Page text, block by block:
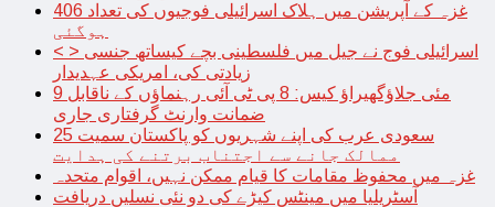
غزہ کے آپریشن میں ہلاک اسرائیلی فوجیوں کی تعداد 406
ہوگئی
< > اسرائیلی فوج نے جیل میں فلسطینی بچے کیساتھ جنسی
زیادتی کی، امریکی عہدیدار
9 مئی جلاؤگھیراؤ کیس: 8 پی ٹی آئی رہنماؤں کے ناقابل
ضمانت وارنٹ گرفتاری جاری
سعودی عرب کی اپنے شہریوں کو پاکستان سمیت 25
ممالک جانے سے اجتناب برتنے کی ہدایت
غزہ میں محفوظ مقامات کا قیام ممکن نہیں، اقوام متحدہ
آسٹریلیا میں مینٹس کیڑے کی دو نئی نسلیں دریافت